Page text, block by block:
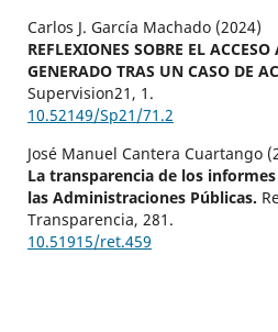
Carlos J. García Machado (2024)
REFLEXIONES SOBRE EL
GENERADO TRAS UN CASO DE
Supervision21, 1.
10.52149/Sp21/71.2
José Manuel Cantera Cuartango
La transparencia de los
las Administraciones Públicas.
Transparencia, 281.
10.51915/ret.459